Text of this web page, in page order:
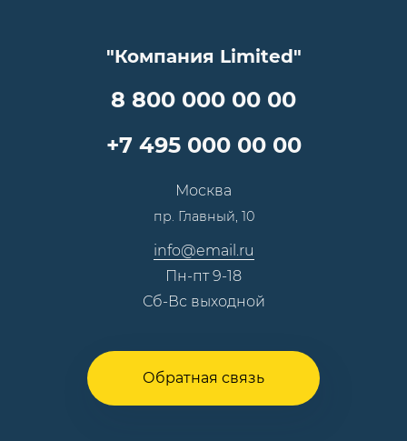
"Компания Limited"
8 800 000 00 00
+7 495 000 00 00
Москва
пр. Главный, 10
info@email.ru
Пн-пт 9-18
Сб-Вс выходной
Обратная связь
Вопрос-ответ
Презентации и каталоги
Специалисты